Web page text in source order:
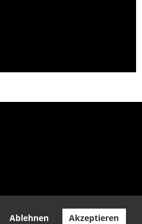
Ablehnen Akzeptieren